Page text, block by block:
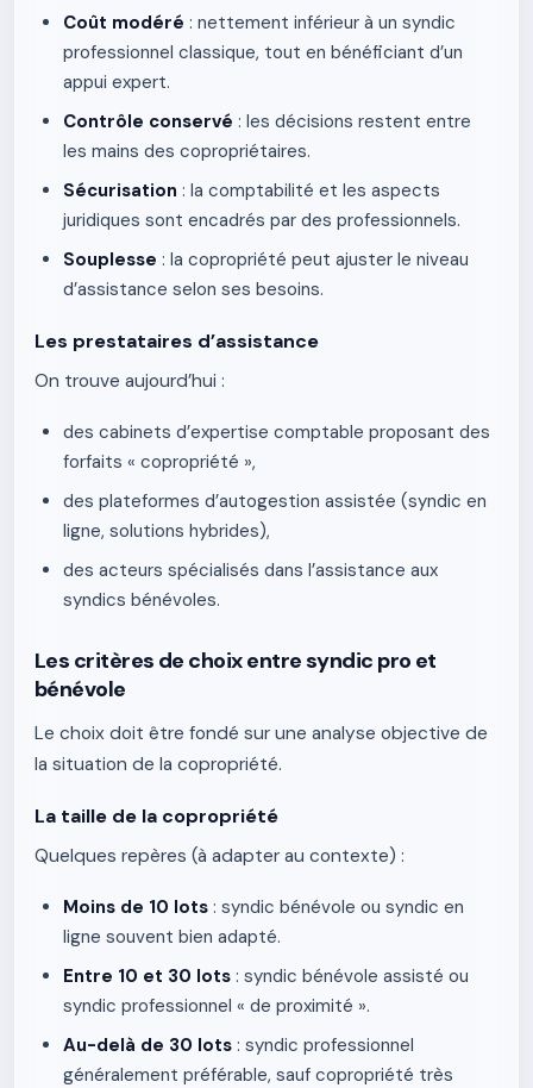
Coût modéré : nettement inférieur à un syndic
professionnel classique, tout en bénéficiant d’un
appui expert.
Contrôle conservé : les décisions restent entre
les mains des copropriétaires.
Sécurisation : la comptabilité et les aspects
juridiques sont encadrés par des professionnels.
Souplesse : la copropriété peut ajuster le niveau
d’assistance selon ses besoins.
Les prestataires d’assistance
On trouve aujourd’hui :
des cabinets d’expertise comptable proposant des
forfaits « copropriété »,
des plateformes d’autogestion assistée (syndic en
ligne, solutions hybrides),
des acteurs spécialisés dans l’assistance aux
syndics bénévoles.
Les critères de choix entre syndic pro et
bénévole
Le choix doit être fondé sur une analyse objective de
la situation de la copropriété.
La taille de la copropriété
Quelques repères (à adapter au contexte) :
Moins de 10 lots : syndic bénévole ou syndic en
ligne souvent bien adapté.
Entre 10 et 30 lots : syndic bénévole assisté ou
syndic professionnel « de proximité ».
Au-delà de 30 lots : syndic professionnel
généralement préférable, sauf copropriété très